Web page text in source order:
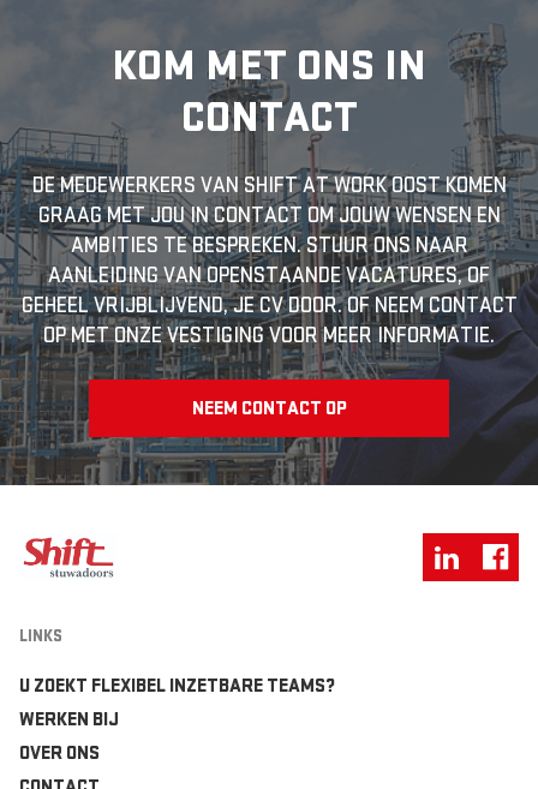
KOM MET ONS IN
CONTACT
DE MEDEWERKERS VAN SHIFT AT WORK OOST KOMEN
GRAAG MET JOU IN CONTACT OM JOUW WENSEN EN
AMBITIES TE BESPREKEN. STUUR ONS NAAR
AANLEIDING VAN OPENSTAANDE VACATURES, OF
GEHEEL VRIJBLIJVEND, JE CV DOOR. OF NEEM CONTACT
OP MET ONZE VESTIGING VOOR MEER INFORMATIE.
NEEM CONTACT OP
LINKS
U ZOEKT FLEXIBEL INZETBARE TEAMS?
WERKEN BIJ
OVER ONS